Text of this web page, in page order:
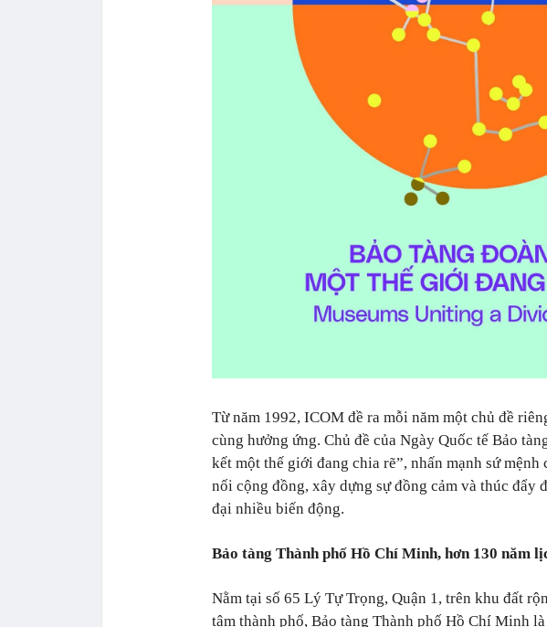
Từ năm 1992, ICOM đề ra mỗi năm một chủ đề
cùng hưởng ứng. Chủ đề của Ngày Quốc tế Bảo
kết một thế giới đang chia rẽ”, nhấn mạnh sứ
nối cộng đồng, xây dựng sự đồng cảm và thúc đẩy
đại nhiều biến động.
Bảo tàng Thành phố Hồ Chí Minh, hơn 130 năm
Nằm tại số 65 Lý Tự Trọng, Quận 1, trên khu đất
tâm thành phố, Bảo tàng Thành phố Hồ Chí Minh